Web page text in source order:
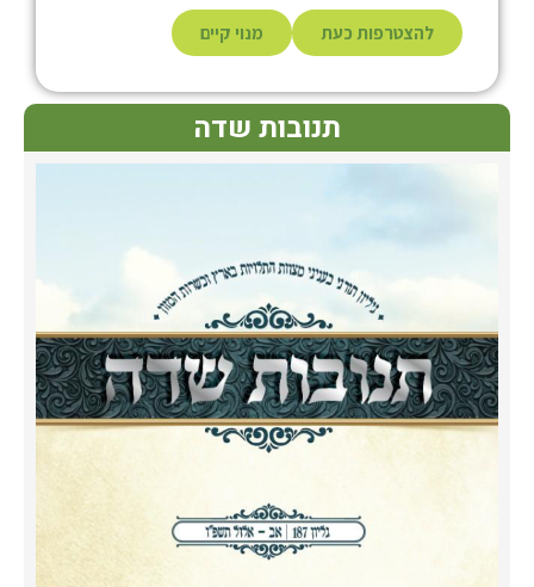
להצטרפות כעת מנוי קיים
תנובות שדה